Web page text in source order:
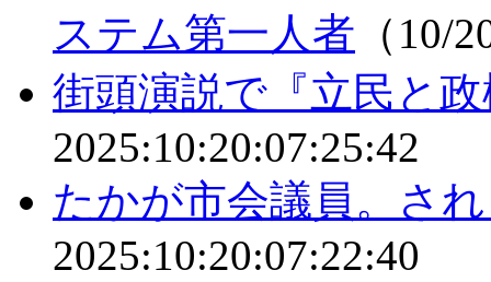
ステム第一人者 （10/
街頭演説で『立民と
2025:10:20:07:25:42
たかが市会議員。さ
2025:10:20:07:22:40